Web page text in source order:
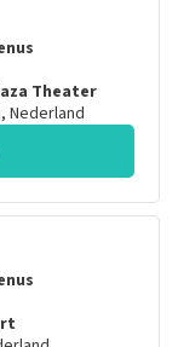
Theater
, Nederland